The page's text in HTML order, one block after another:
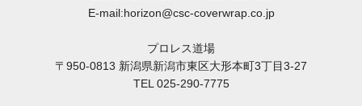
E-mail:horizon@csc-coverwrap.co.jp
プロレス道場
〒950-0813 新潟県新潟市東区大形本町3丁目3-27
TEL 025-290-7775